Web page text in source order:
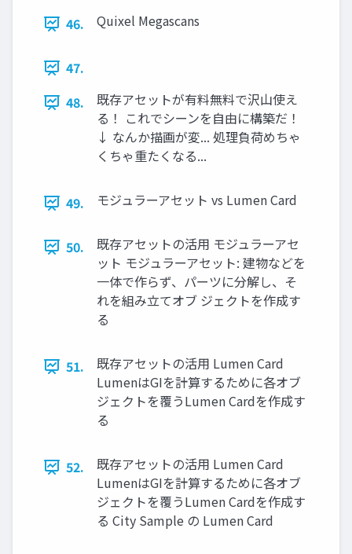
46. Quixel Megascans
47.
48.
既存アセットが有料無料で沢山使え
る！ これでシーンを自由に構築だ！
↓ なんか描画が変... 処理負荷めちゃ
くちゃ重たくなる...
49. モジュラーアセット vs Lumen Card
50.
既存アセットの活用 モジュラーアセ
ット モジュラーアセット: 建物などを
一体で作らず、パーツに分解し、そ
れを組み立てオブ ジェクトを作成す
る
51.
既存アセットの活用 Lumen Card
LumenはGIを計算するために各オブ
ジェクトを覆うLumen Cardを作成す
る
52.
既存アセットの活用 Lumen Card
LumenはGIを計算するために各オブ
ジェクトを覆うLumen Cardを作成す
る City Sample の Lumen Card